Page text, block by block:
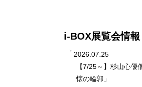
i-BOX展覧会情
2026.07.25
【7/25～】杉山心優
懐の輪郭」